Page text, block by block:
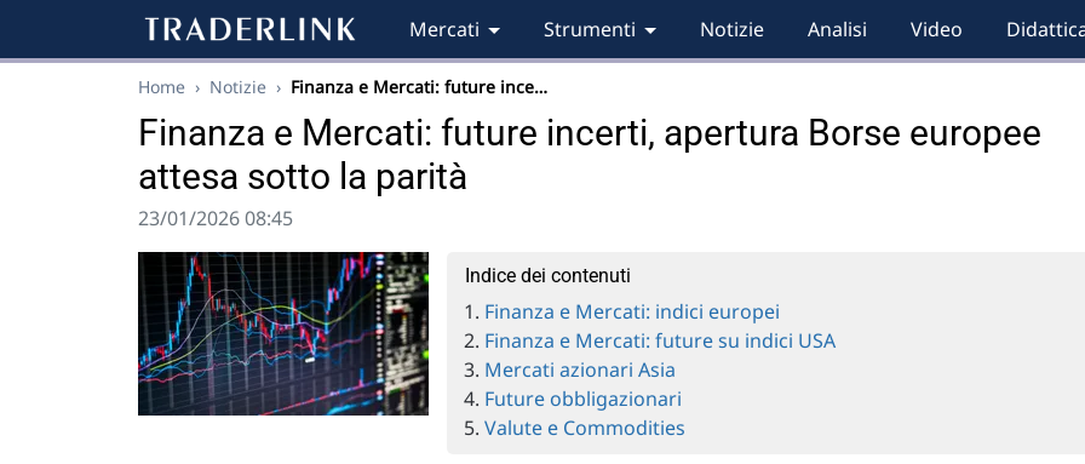
Mercati Strumenti Notizie Analisi Video
Home › Notizie › Finanza e Mercati: future ince…
Finanza e Mercati: future incerti, apertura Borse europee
attesa sotto la parità
23/01/2026 08:45
Indice dei contenuti
Finanza e Mercati: indici europei
Finanza e Mercati: future su indici USA
Mercati azionari Asia
Future obbligazionari
Valute e Commodities